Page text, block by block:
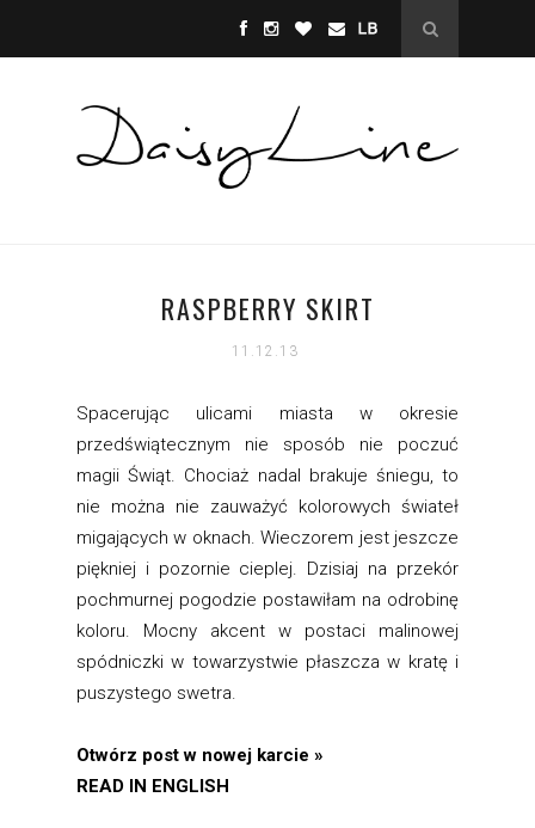
RASPBERRY SKIRT
11.12.13
Spacerując ulicami miasta w okresie
przedświątecznym nie sposób nie poczuć
magii Świąt. Chociaż nadal brakuje śniegu, to
nie można nie zauważyć kolorowych świateł
migających w oknach. Wieczorem jest jeszcze
piękniej i pozornie cieplej. Dzisiaj na przekór
pochmurnej pogodzie postawiłam na odrobinę
koloru. Mocny akcent w postaci malinowej
spódniczki w towarzystwie płaszcza w kratę i
puszystego swetra.
Otwórz post w nowej karcie »
READ IN ENGLISH